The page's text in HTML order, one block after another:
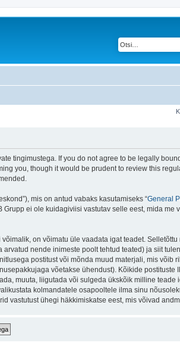
tingimustega. If you do not agree to be legally
you, though it would be prudent to review this
mis on antud vabaks kasutamiseks “General
ei ole kuidagiviisi vastutav selle eest, mida me
on võimatu üle vaadata igat teadet. Selletõttu
nende inimeste poolt tehtud teated) ja siit
postitust või mõnda muud materjali, mis võib
võetakse ühendust). Kõikide postituste
muuta, liigutada või sulgeda ükskõik milline teade
kolmandatele osapooltele ilma sinu
vastutust ühegi häkkimiskatse eest, mis võivad